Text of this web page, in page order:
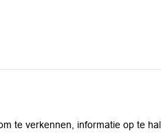
te verkennen, informatie op te